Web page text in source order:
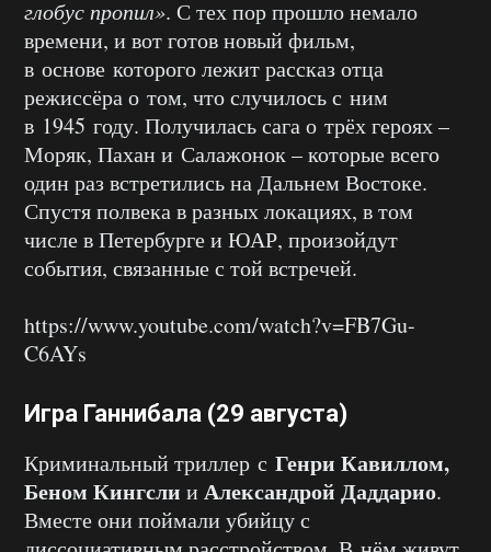
глобус пропил». С тех пор прошло немало
времени, и вот готов новый фильм,
в основе которого лежит рассказ отца
режиссёра о том, что случилось с ним
в 1945 году. Получилась сага о трёх героях –
Моряк, Пахан и Салажонок – которые всего
один раз встретились на Дальнем Востоке.
Спустя полвека в разных локациях, в том
числе в Петербурге и ЮАР, произойдут
события, связанные с той встречей.
https://www.youtube.com/watch?v=FB7Gu-
C6AYs
Игра Ганнибала (29 августа)
Криминальный триллер с Генри Кавиллом,
Беном Кингсли и Александрой Даддарио.
Вместе они поймали убийцу с